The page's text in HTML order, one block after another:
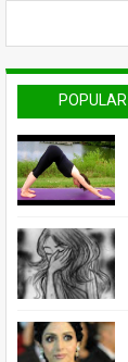
POPULAR